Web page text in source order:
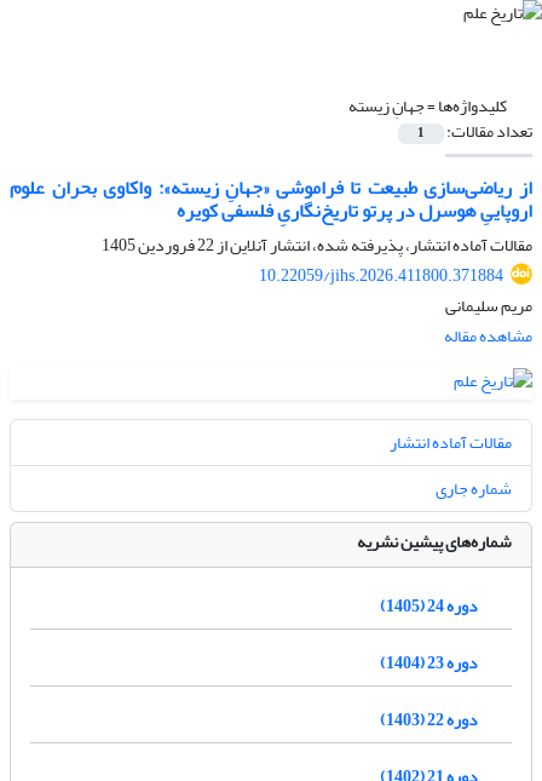
کلیدواژه‌ها =جهانِ زیسته
تعداد مقالات: 1
از ریاضی‌سازی طبیعت تا فراموشی «جهانِ زیسته»: واکاوی بحران علوم
اروپاییِ هوسرل در پرتو تاریخ‌نگاریِ فلسفی کویره
مقالات آماده انتشار، پذیرفته شده، انتشار آنلاین از22 فروردین 1405
10.22059/jihs.2026.411800.371884
مریم سلیمانی
مشاهده مقاله
مقالات آماده انتشار
شماره جاری
شماره‌های پیشین نشریه
دوره 24 (1405)
دوره 23 (1404)
دوره 22 (1403)